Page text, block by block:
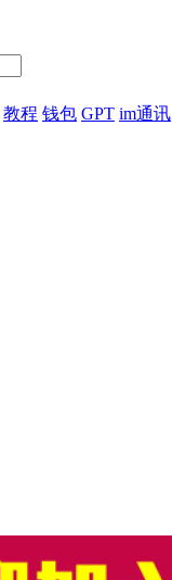
教程 钱包 GPT im通讯